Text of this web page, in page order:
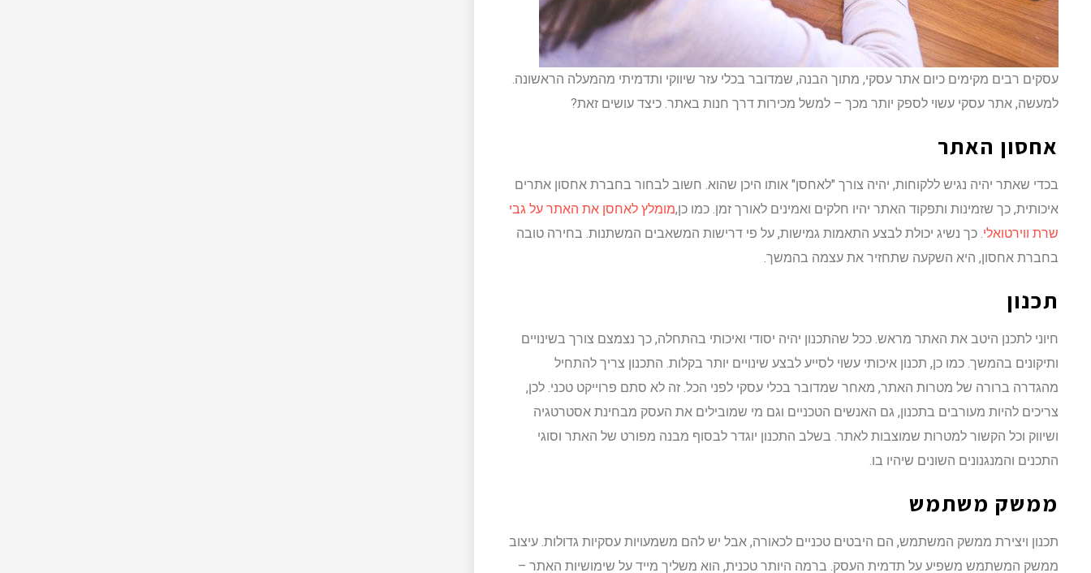
עסקים רבים מקימים כיום אתר עסקי, מתוך הבנה, שמדובר בכלי עזר שיווקי ותדמיתי מהמעלה הראשונה.
למעשה, אתר עסקי עשוי לספק יותר מכך – למשל מכירות דרך חנות באתר. כיצד עושים זאת?
אחסון האתר
בכדי שאתר יהיה נגיש ללקוחות, יהיה צורך "לאחסן" אותו היכן שהוא. חשוב לבחור בחברת אחסון אתרים
איכותית, כך שזמינות ותפקוד האתר יהיו חלקים ואמינים לאורך זמן. כמו כן,מומלץ לאחסן את האתר על גבי
שרת ווירטואלי. כך נשיג יכולת לבצע התאמות גמישות, על פי דרישות המשאבים המשתנות. בחירה טובה
בחברת אחסון, היא השקעה שתחזיר את עצמה בהמשך.
תכנון
חיוני לתכנן היטב את האתר מראש. ככל שהתכנון יהיה יסודי ואיכותי בהתחלה, כך נצמצם צורך בשינויים
ותיקונים בהמשך. כמו כן, תכנון איכותי עשוי לסייע לבצע שינויים יותר בקלות. התכנון צריך להתחיל
מהגדרה ברורה של מטרות האתר, מאחר שמדובר בכלי עסקי לפני הכל. זה לא סתם פרוייקט טכני. לכן,
צריכים להיות מעורבים בתכנון, גם האנשים הטכניים וגם מי שמובילים את העסק מבחינת אסטרטגיה
ושיווק וכל הקשור למטרות שמוצבות לאתר. בשלב התכנון יוגדר לבסוף מבנה מפורט של האתר וסוגי
התכנים והמנגנונים השונים שיהיו בו.
ממשק משתמש
תכנון ויצירת ממשק המשתמש, הם היבטים טכניים לכאורה, אבל יש להם משמעויות עסקיות גדולות. עיצוב
ממשק המשתמש משפיע על תדמית העסק. ברמה היותר טכנית, הוא משליך מייד על שימושיות האתר –